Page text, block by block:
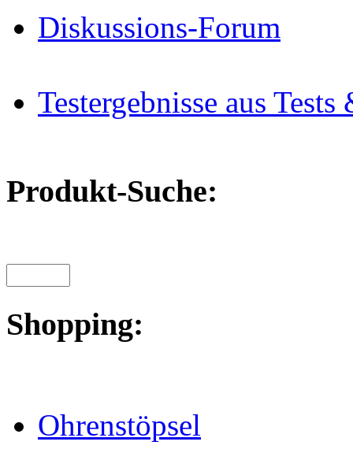
Diskussions-Forum
Testergebnisse aus
Produkt-Suche:
Shopping:
Ohrenstöpsel